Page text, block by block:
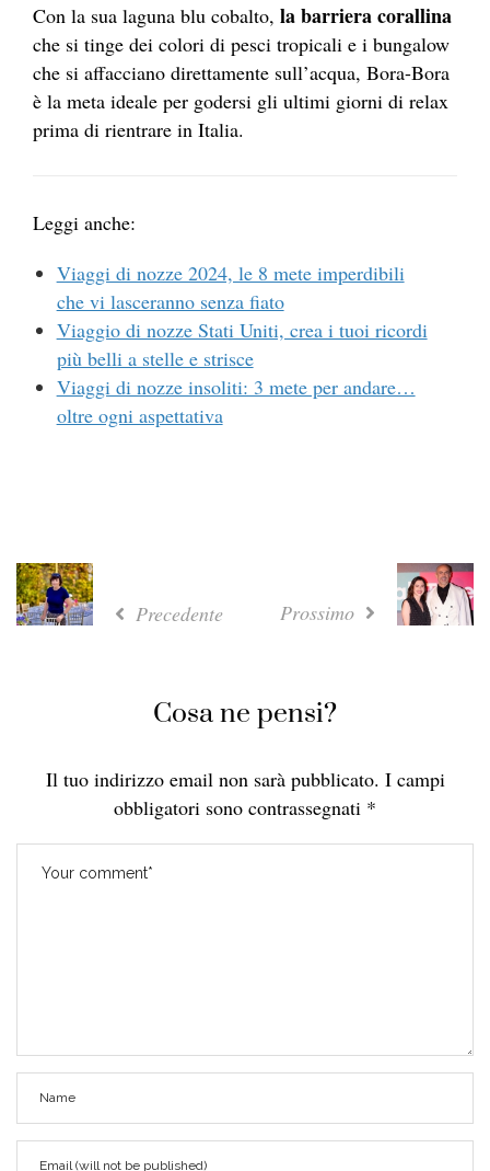
Con la sua laguna blu cobalto, la barriera corallina
che si tinge dei colori di pesci tropicali e i bungalow
che si affacciano direttamente sull’acqua, Bora-Bora
è la meta ideale per godersi gli ultimi giorni di relax
prima di rientrare in Italia.
Leggi anche:
Viaggi di nozze 2024, le 8 mete imperdibili
che vi lasceranno senza fiato
Viaggio di nozze Stati Uniti, crea i tuoi ricordi
più belli a stelle e strisce
Viaggi di nozze insoliti: 3 mete per andare…
oltre ogni aspettativa
Precedente Prossimo
Cosa ne pensi?
Il tuo indirizzo email non sarà pubblicato. I campi
obbligatori sono contrassegnati *